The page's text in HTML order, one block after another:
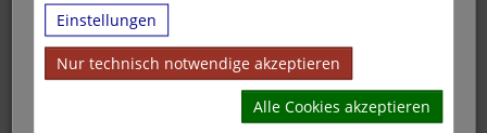
Einstellungen
Nur technisch notwendige akzeptieren
Alle Cookies akzeptieren
VERSAND & ZAHLUNGSARTEN
WARENKORB
MAGAZIN